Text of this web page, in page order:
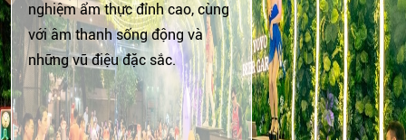
nghiệm ẩm thực đỉnh cao, cùng
với âm thanh sống động và
những vũ điệu đặc sắc.